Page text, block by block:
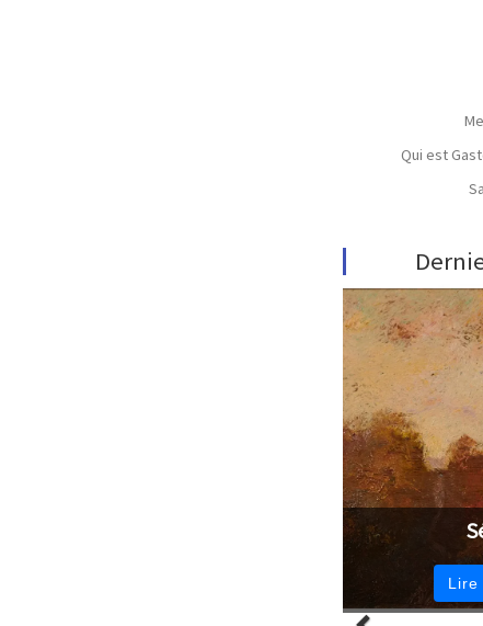
Qui est
Lire